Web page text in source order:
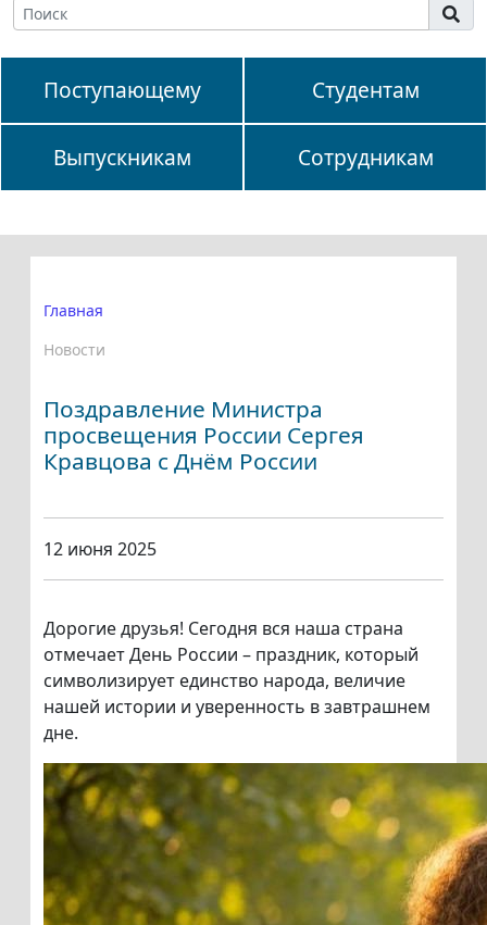
Поступающему Студентам
Выпускникам Сотрудникам
Главная
Новости
Поздравление Министра
просвещения России Сергея
Кравцова с Днём России
12 июня 2025
Дорогие друзья! Сегодня вся наша страна
отмечает День России – праздник, который
символизирует единство народа, величие
нашей истории и уверенность в завтрашнем
дне.